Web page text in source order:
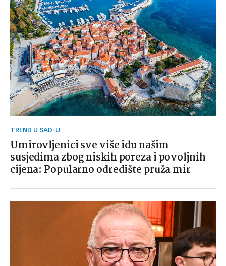
TREND U SAD-U
Umirovljenici sve više idu našim
susjedima zbog niskih poreza i povoljnih
cijena: Popularno odredište pruža mir